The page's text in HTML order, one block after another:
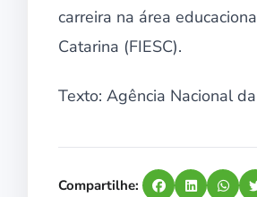
carreira na área
Catarina (FIESC).
Texto: Agência Nacional
Compartilhe: